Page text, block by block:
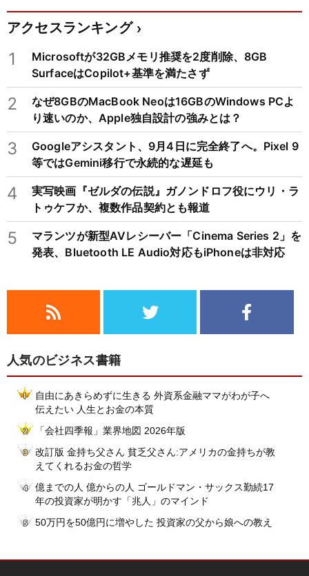
アクセスランキング
1
Microsoftが32GBメモリ推奨を2度削除、8GB
SurfaceはCopilot+基準を満たさず
2
なぜ8GBのMacBook Neoは16GBのWindows PCよ
り速いのか、Apple独自設計の強みとは？
3
Googleアシスタント、9月4日に完全終了へ。Pixel 9
等ではGemini移行で永続的な遅延も
4
実写映画『ゼルダの伝説』ガノンドロフ役にウリ・ラ
トゥケフか、複数作品契約とも報道
5
マランツが新型AVレシーバー「Cinema Series 2」を
発表、Bluetooth LE Audio対応もiPhoneは非対応
人気のビジネス書籍
自由にあきらめずに生きる 外資系金融ママがわが子へ
伝えたい 人生とお金の本質
「会社四季報」業界地図 2026年版
改訂版 金持ち父さん 貧乏父さん:アメリカの金持ちが教
えてくれるお金の哲学
億までの人 億からの人 ゴールドマン・サックス勤続17
年の投資家が明かす「兆人」のマインド
50万円を50億円に増やした 投資家の父から娘への教え